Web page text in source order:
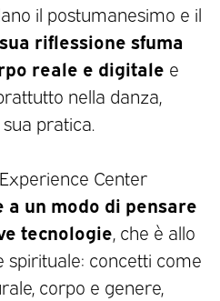
il postumanesimo e il
riflessione sfuma
reale e digitale e
nella danza,
pratica.
Center
a un modo di pensare
tecnologie , che è allo
spirituale: concetti come
corpo e genere,